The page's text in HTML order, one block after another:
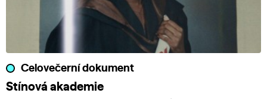
Celovečerní dokument
Stínová akademie